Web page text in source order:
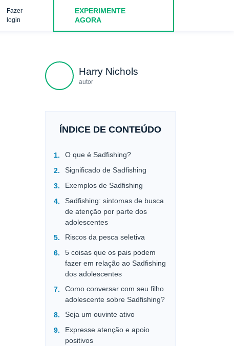
Fazer
login
EXPERIMENTE
AGORA
Harry Nichols
autor
ÍNDICE DE CONTEÚDO
O que é Sadfishing?
Significado de Sadfishing
Exemplos de Sadfishing
Sadfishing: sintomas de busca
de atenção por parte dos
adolescentes
Riscos da pesca seletiva
5 coisas que os pais podem
fazer em relação ao Sadfishing
dos adolescentes
Como conversar com seu filho
adolescente sobre Sadfishing?
Seja um ouvinte ativo
Expresse atenção e apoio
positivos